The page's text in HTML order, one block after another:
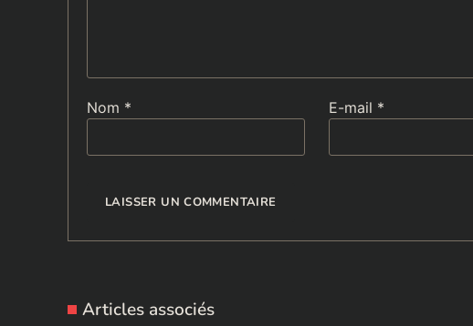
Nom * E-mail *
Articles associés